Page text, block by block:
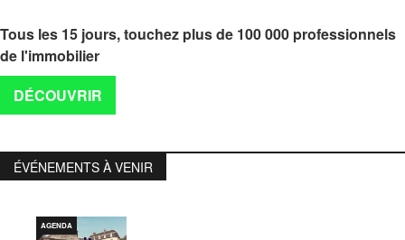
Tous les 15 jours, touchez plus de 100 000 professionnels
de l'immobilier
DÉCOUVRIR
ÉVÉNEMENTS À VENIR
AGENDA